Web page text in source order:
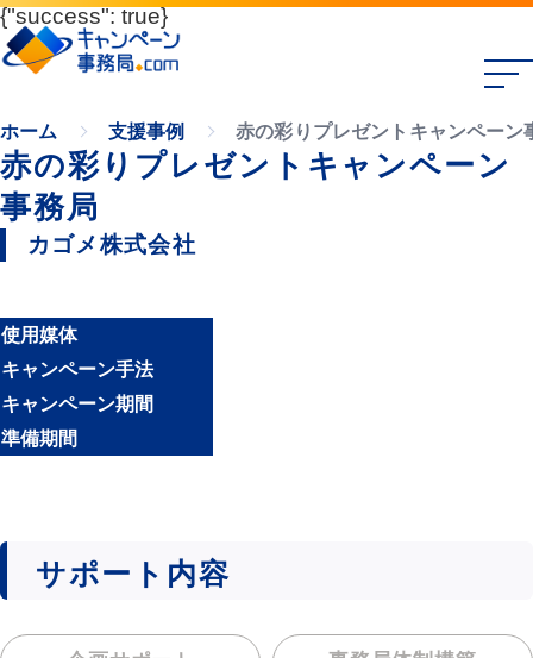
{"success": true}
ホーム 支援事例 赤の彩りプレゼントキャンペーン
赤の彩りプレゼントキャンペーン
事務局
カゴメ株式会社
使用媒体
キャンペーン手法
キャンペーン期間
準備期間
サポート内容